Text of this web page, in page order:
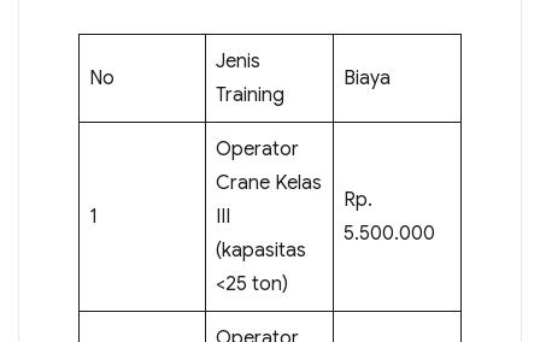
No
Jenis
Training
Biaya
1
Operator
Crane Kelas
III
(kapasitas
<25 ton)
Rp.
5.500.000